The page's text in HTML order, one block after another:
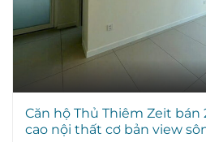
Căn hộ Thủ Thiêm Zeit
cao nội thất cơ bản view